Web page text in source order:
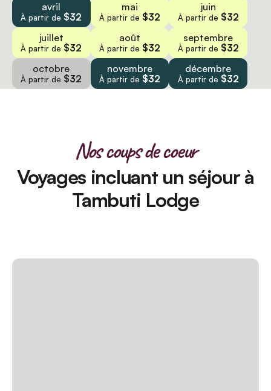
avril
À partir de $32
mai
À partir de $32
juin
À partir de $32
juillet
À partir de $32
août
À partir de $32
septembre
À partir de $32
octobre
À partir de $32
novembre
À partir de $32
décembre
À partir de $32
Nos coups de coeur
Voyages incluant un séjour à
Tambuti Lodge